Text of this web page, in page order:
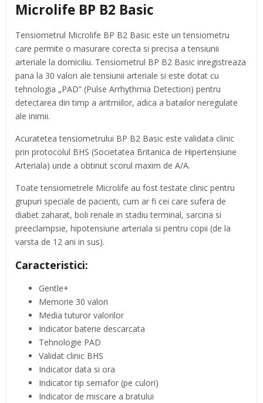
Microlife BP B2 Basic
Tensiometrul Microlife BP B2 Basic este un tensiometru
care permite o masurare corecta si precisa a tensiunii
arteriale la domiciliu. Tensiometrul BP B2 Basic inregistreaza
pana la 30 valori ale tensiunii arteriale si este dotat cu
tehnologia „PAD” (Pulse Arrhythmia Detection) pentru
detectarea din timp a aritmiilor, adica a batailor neregulate
ale inimii.
Acuratetea tensiometrului BP B2 Basic este validata clinic
prin protocolul BHS (Societatea Britanica de Hipertensiune
Arteriala) unde a obtinut scorul maxim de A/A.
Toate tensiometrele Microlife au fost testate clinic pentru
grupuri speciale de pacienti, cum ar fi cei care sufera de
diabet zaharat, boli renale in stadiu terminal, sarcina si
preeclampsie, hipotensiune arteriala si pentru copii (de la
varsta de 12 ani in sus).
Caracteristici:
Gentle+
Memorie 30 valori
Media tuturor valorilor
Indicator baterie descarcata
Tehnologie PAD
Validat clinic BHS
Indicator data si ora
Indicator tip semafor (pe culori)
Indicator de miscare a bratului